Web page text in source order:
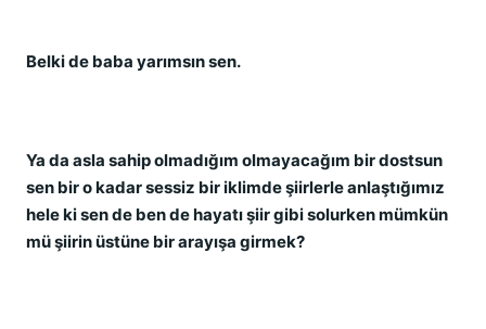
Belki de baba yarımsın sen.
Ya da asla sahip olmadığım olmayacağım bir dostsun
sen bir o kadar sessiz bir iklimde şiirlerle anlaştığımız
hele ki sen de ben de hayatı şiir gibi solurken mümkün
mü şiirin üstüne bir arayışa girmek?